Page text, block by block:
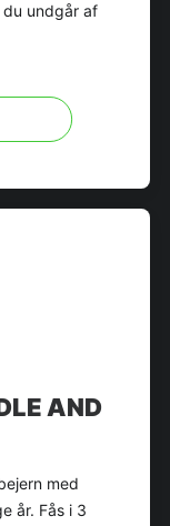
undgår af
AND
med
år. Fås i 3